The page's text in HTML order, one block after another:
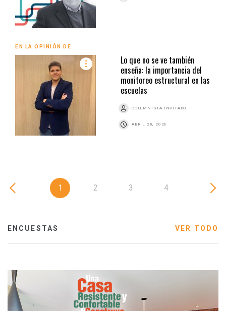
EN LA OPINIÓN DE
Lo que no se ve también
enseña: la importancia del
monitoreo estructural en las
escuelas
COLUMNISTA INVITADO
ABRIL 28, 2026
1 2 3 4
ENCUESTAS VER TODO